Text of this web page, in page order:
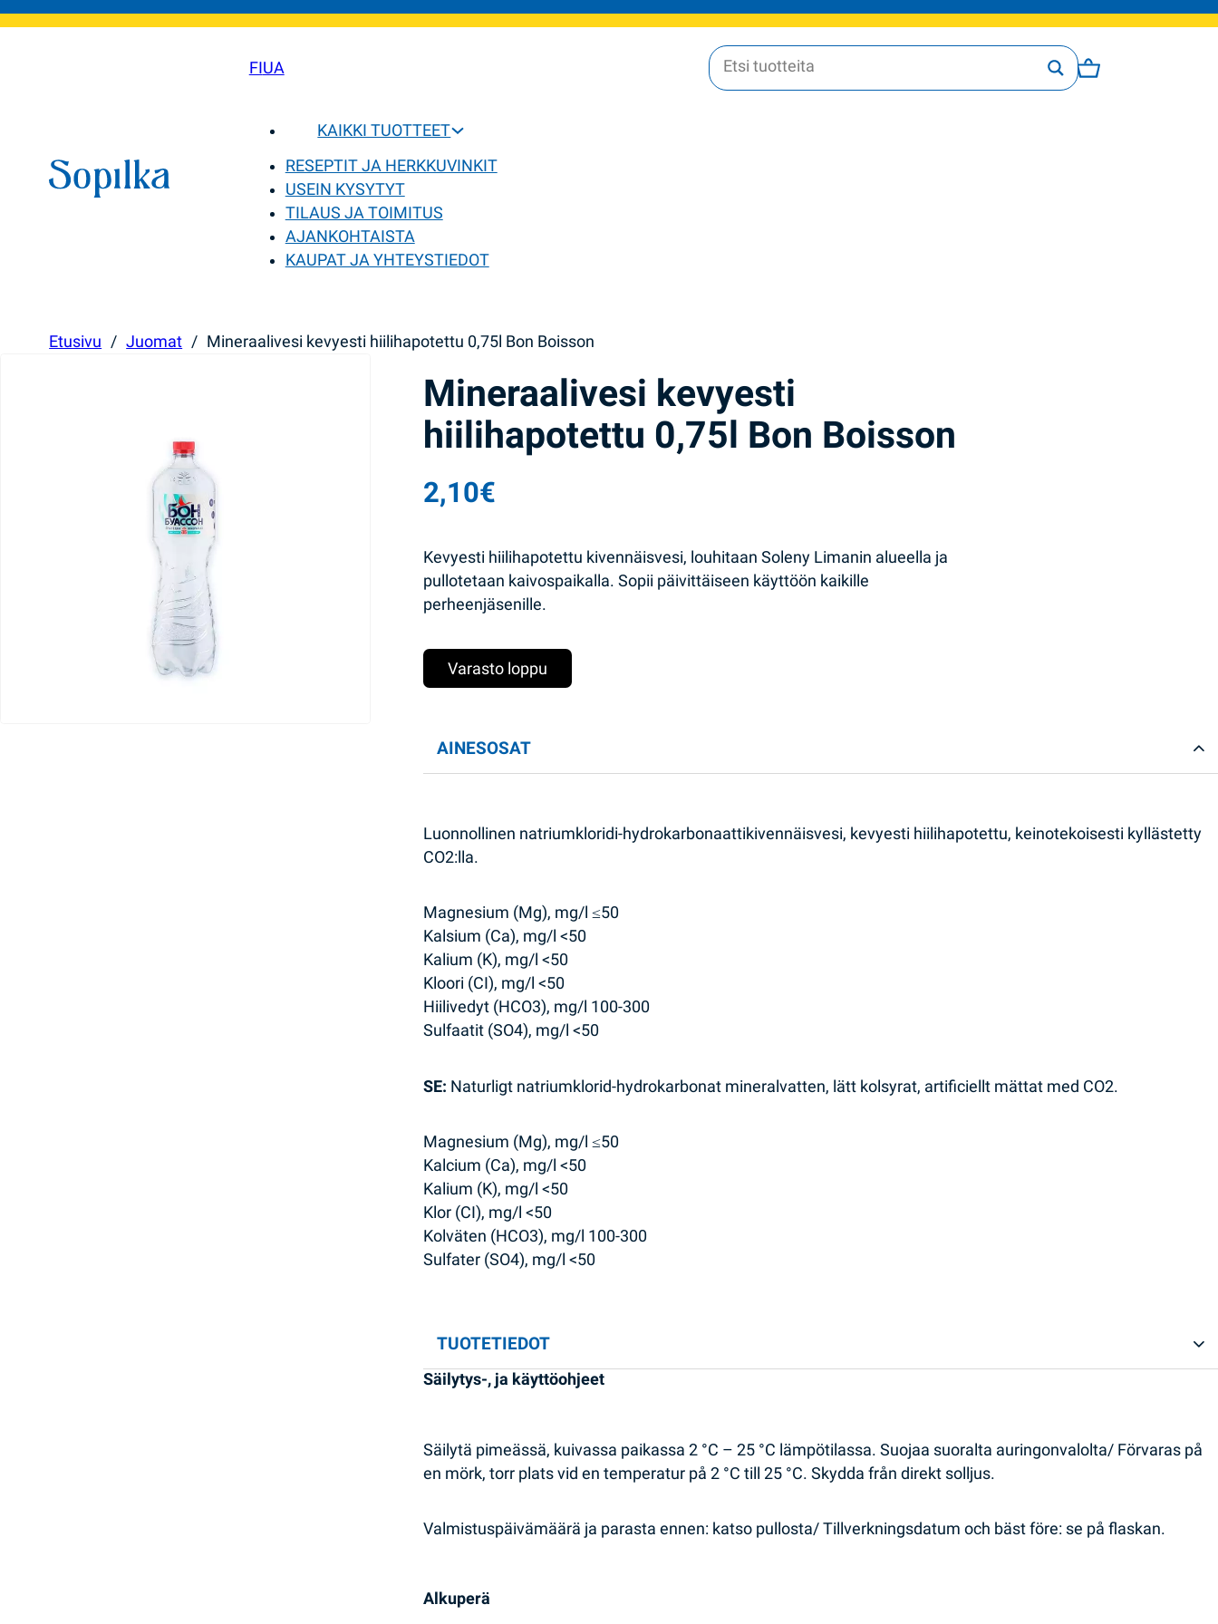
FIUA
KAIKKI TUOTTEET
RESEPTIT JA HERKKUVINKIT
USEIN KYSYTYT
TILAUS JA TOIMITUS
AJANKOHTAISTA
KAUPAT JA YHTEYSTIEDOT
Etusivu / Juomat / Mineraalivesi kevyesti hiilihapotettu 0,75l Bon Boisson
Mineraalivesi kevyesti
hiilihapotettu 0,75l Bon Boisson
2,10€
Kevyesti hiilihapotettu kivennäisvesi, louhitaan Soleny Limanin alueella ja
pullotetaan kaivospaikalla. Sopii päivittäiseen käyttöön kaikille
perheenjäsenille.
Varasto loppu
AINESOSAT
Luonnollinen natriumkloridi-hydrokarbonaattikivennäisvesi, kevyesti hiilihapotettu, keinotekoisesti kyllästetty
CO2:lla.
Magnesium (Mg), mg/l ≤50
Kalsium (Ca), mg/l <50
Kalium (K), mg/l <50
Kloori (CI), mg/l <50
Hiilivedyt (HCO3), mg/l 100-300
Sulfaatit (SO4), mg/l <50
SE: Naturligt natriumklorid-hydrokarbonat mineralvatten, lätt kolsyrat, artificiellt mättat med CO2.
Magnesium (Mg), mg/l ≤50
Kalcium (Ca), mg/l <50
Kalium (K), mg/l <50
Klor (CI), mg/l <50
Kolväten (HCO3), mg/l 100-300
Sulfater (SO4), mg/l <50
TUOTETIEDOT
Säilytys-, ja käyttöohjeet
Säilytä pimeässä, kuivassa paikassa 2 °C – 25 °C lämpötilassa. Suojaa suoralta auringonvalolta/ Förvaras på
en mörk, torr plats vid en temperatur på 2 °C till 25 °C. Skydda från direkt solljus.
Valmistuspäivämäärä ja parasta ennen: katso pullosta/ Tillverkningsdatum och bäst före: se på flaskan.
Alkuperä